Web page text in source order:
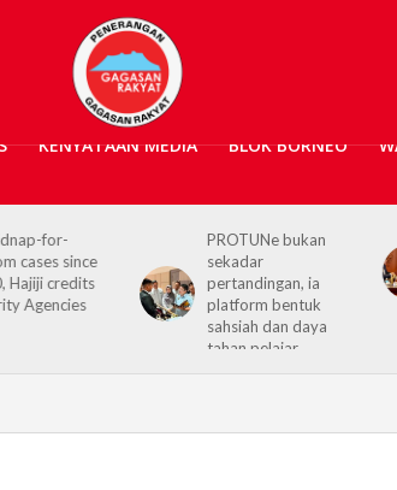
KENYATAAN MEDIA BLOK BORNEO
bukan
ia
bentuk
Hajiji receives UK High
Commissioner,
reaffirms enduring
Sabah–UK ties